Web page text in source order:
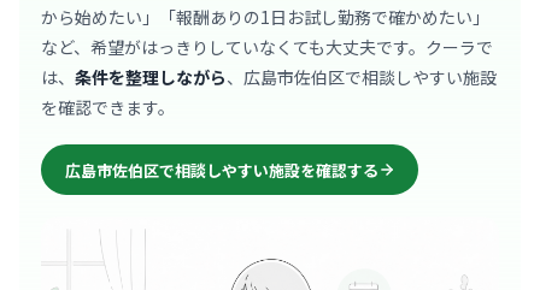
から始めたい」「報酬ありの1日お試し勤務で確かめたい」
など、希望がはっきりしていなくても大丈夫です。クーラで
は、 条件を整理しながら、広島市佐伯区で相談しやすい施設
を確認できます。
広島市佐伯区で相談しやすい施設を確認する